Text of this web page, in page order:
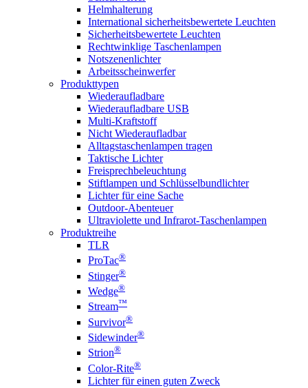
Helmhalterung
International sicherheitsbewertete Leuchten
Sicherheitsbewertete Leuchten
Rechtwinklige Taschenlampen
Notszenenlichter
Arbeitsscheinwerfer
Produkttypen
Wiederaufladbare
Wiederaufladbare USB
Multi-Kraftstoff
Nicht Wiederaufladbar
Alltagstaschenlampen tragen
Taktische Lichter
Freisprechbeleuchtung
Stiftlampen und Schlüsselbundlichter
Lichter für eine Sache
Outdoor-Abenteuer
Ultraviolette und Infrarot-Taschenlampen
Produktreihe
TLR
ProTac®
Stinger®
Wedge®
Stream™
Survivor®
Sidewinder®
Strion®
Color-Rite®
Lichter für einen guten Zweck